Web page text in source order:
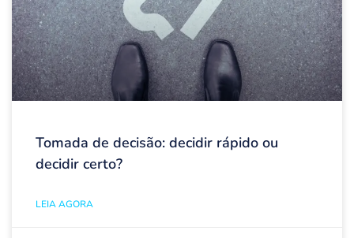
Tomada de decisão: decidir rápido ou
decidir certo?
LEIA AGORA